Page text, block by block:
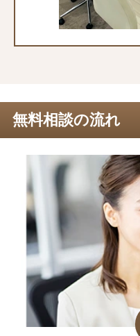
無料相談の流れ